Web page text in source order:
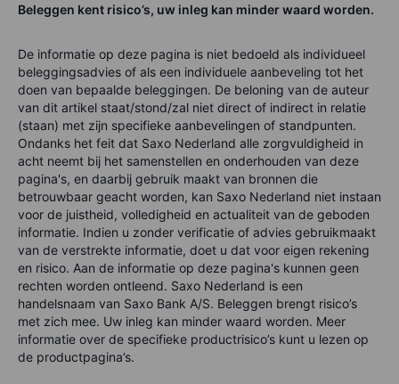
Beleggen kent risico’s, uw inleg kan minder waard worden.
De informatie op deze pagina is niet bedoeld als individueel
beleggingsadvies of als een individuele aanbeveling tot het
doen van bepaalde beleggingen. De beloning van de auteur
van dit artikel staat/stond/zal niet direct of indirect in relatie
(staan) met zijn specifieke aanbevelingen of standpunten.
Ondanks het feit dat Saxo Nederland alle zorgvuldigheid in
acht neemt bij het samenstellen en onderhouden van deze
pagina's, en daarbij gebruik maakt van bronnen die
betrouwbaar geacht worden, kan Saxo Nederland niet instaan
voor de juistheid, volledigheid en actualiteit van de geboden
informatie. Indien u zonder verificatie of advies gebruikmaakt
van de verstrekte informatie, doet u dat voor eigen rekening
en risico. Aan de informatie op deze pagina's kunnen geen
rechten worden ontleend. Saxo Nederland is een
handelsnaam van Saxo Bank A/S. Beleggen brengt risico’s
met zich mee. Uw inleg kan minder waard worden. Meer
informatie over de specifieke productrisico’s kunt u lezen op
de productpagina’s.